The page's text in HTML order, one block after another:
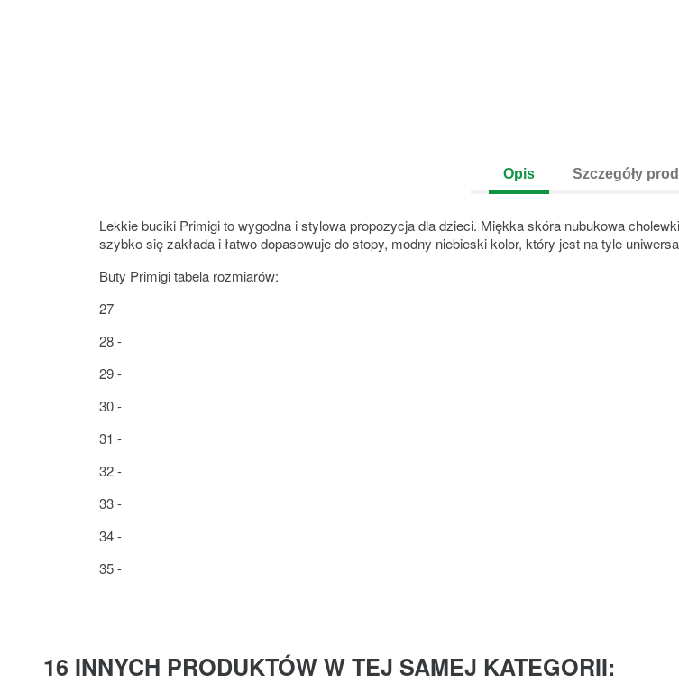
Opis Szczegóły
Lekkie buciki Primigi to wygodna i stylowa propozycja dla dzieci. Miękka skóra nubukowa
szybko się zakłada i łatwo dopasowuje do stopy, modny niebieski kolor, który jest na tyle
Buty Primigi tabela rozmiarów:
27 -
28 -
29 -
30 -
31 -
32 -
33 -
34 -
35 -
16 INNYCH PRODUKTÓW W TEJ SAMEJ KATEGORII: